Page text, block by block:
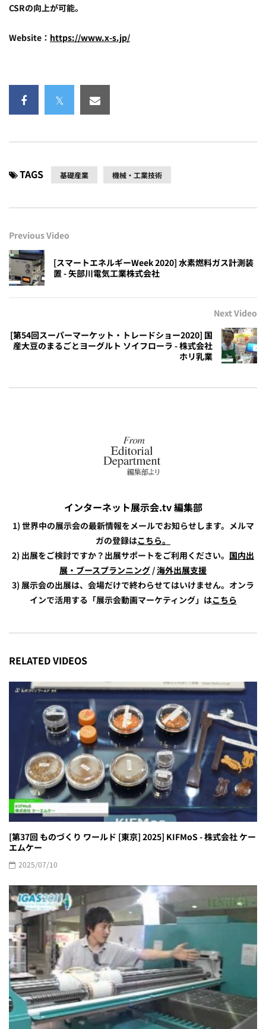
CSRの向上が可能。
Website： https://www.x-s.jp/
TAGS 基礎産業 機械・工業技術
Previous Video
[スマートエネルギーWeek 2020] 水素燃料ガス計測装
置 - 矢部川電気工業株式会社
Next Video
[第54回スーパーマーケット・トレードショー2020] 国
産大豆のまるごとヨーグルト ソイフローラ - 株式会社
ホリ乳業
インターネット展示会.tv 編集部
1) 世界中の展示会の最新情報をメールでお知らせします。メルマ
ガの登録はこちら。
2) 出展をご検討ですか？出展サポートをご利用ください。 国内出
展・ブースプランニング /海外出展支援
3) 展示会の出展は、会場だけで終わらせてはいけません。オンラ
インで活用する「展示会動画マーケティング」はこちら
RELATED VIDEOS
[第37回 ものづくり ワールド [東京] 2025] KIFMoS - 株式会社 ケー
エムケー
2025/07/10